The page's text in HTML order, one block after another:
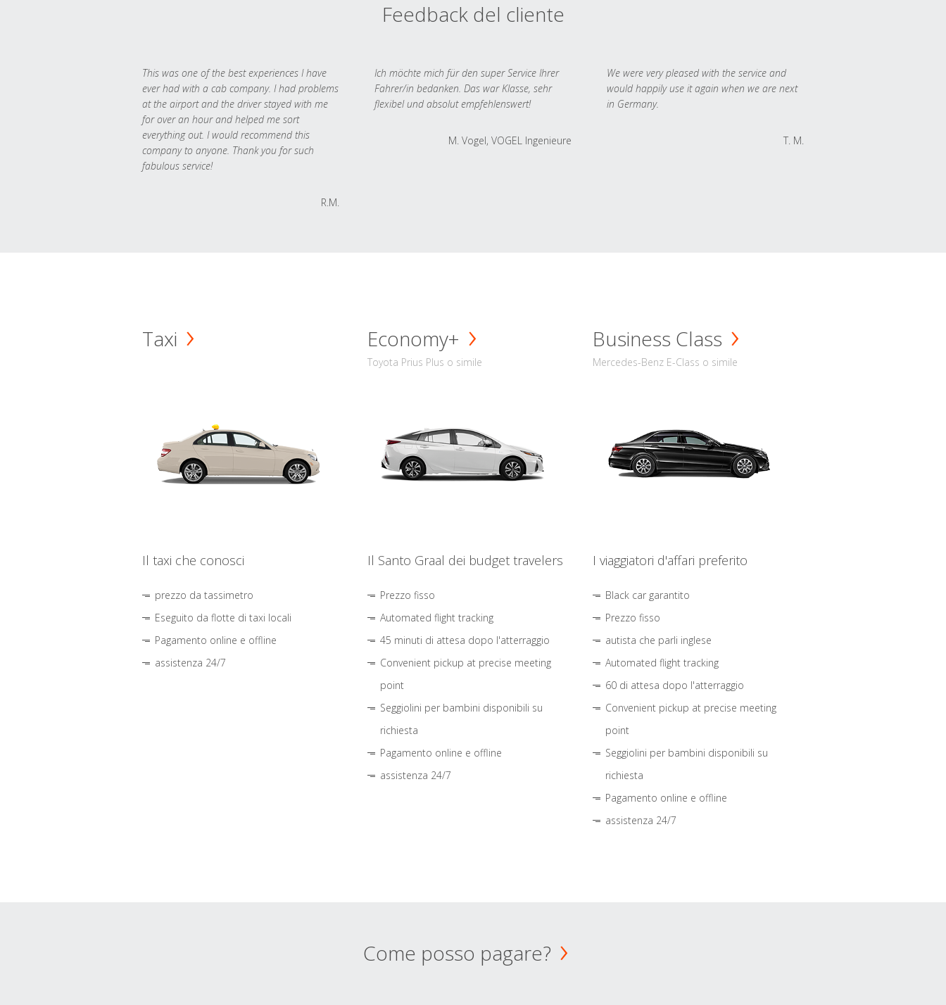
Feedback del cliente
This was one of the best experiences I have
ever had with a cab company. I had problems
at the airport and the driver stayed with me
for over an hour and helped me sort
everything out. I would recommend this
company to anyone. Thank you for such
fabulous service!
R.M.
Ich möchte mich für den super Service Ihrer
Fahrer/in bedanken. Das war Klasse, sehr
flexibel und absolut empfehlenswert!
M. Vogel, VOGEL Ingenieure
We were very pleased with the service and
would happily use it again when we are next
in Germany.
T. M.
Taxi
Il taxi che conosci
prezzo da tassimetro
Eseguito da flotte di taxi locali
Pagamento online e offline
assistenza 24/7
Economy+
Toyota Prius Plus o simile
Il Santo Graal dei budget travelers
Prezzo fisso
Automated flight tracking
45 minuti di attesa dopo l'atterraggio
Convenient pickup at precise meeting
point
Seggiolini per bambini disponibili su
richiesta
Pagamento online e offline
assistenza 24/7
Business Class
Mercedes-Benz E-Class o simile
I viaggiatori d'affari preferito
Black car garantito
Prezzo fisso
autista che parli inglese
Automated flight tracking
60 di attesa dopo l'atterraggio
Convenient pickup at precise meeting
point
Seggiolini per bambini disponibili su
richiesta
Pagamento online e offline
assistenza 24/7
Come posso pagare?